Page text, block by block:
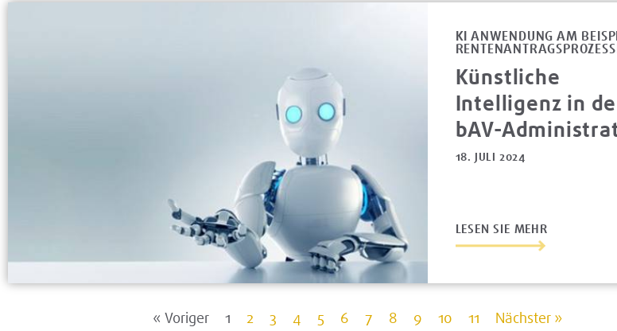
KI ANWENDUNG AM
Künstliche
Intelligenz in
bAV-
18. JULI 2024
LESEN SIE MEHR
« Voriger 1 2 3 4 5 6 7 8 9 10 11 Nächster »